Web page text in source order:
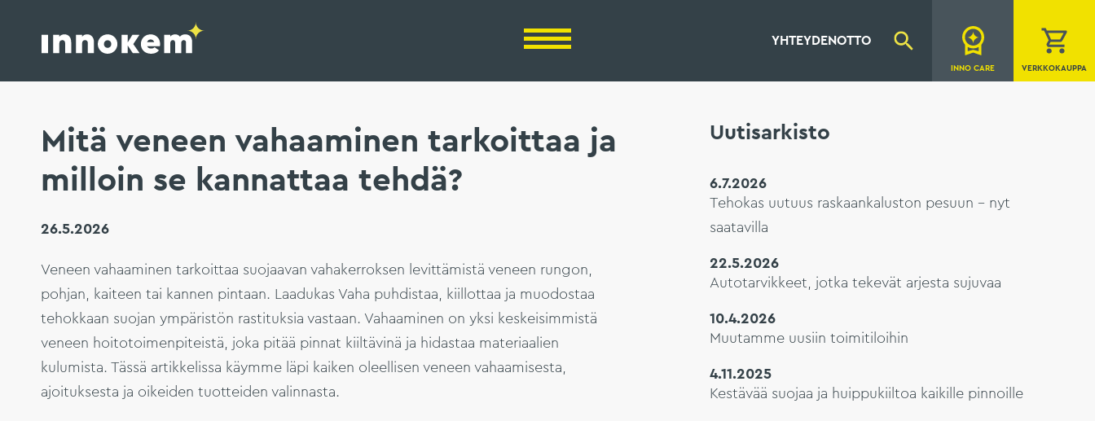
YHTEYDENOTTO
INNO CARE VERKKOKAUPPA
Mitä veneen vahaaminen tarkoittaa ja
milloin se kannattaa tehdä?
26.5.2026
Veneen vahaaminen tarkoittaa suojaavan vahakerroksen levittämistä veneen rungon,
pohjan, kaiteen tai kannen pintaan. Laadukas Vaha puhdistaa, kiillottaa ja muodostaa
tehokkaan suojan ympäristön rastituksia vastaan. Vahaaminen on yksi keskeisimmistä
veneen hoitotoimenpiteistä, joka pitää pinnat kiiltävinä ja hidastaa materiaalien
kulumista. Tässä artikkelissa käymme läpi kaiken oleellisen veneen vahaamisesta,
ajoituksesta ja oikeiden tuotteiden valinnasta.
Uutisarkisto
6.7.2026
Tehokas uutuus raskaankaluston pesuun – nyt
saatavilla
22.5.2026
Autotarvikkeet, jotka tekevät arjesta sujuvaa
10.4.2026
Muutamme uusiin toimitiloihin
4.11.2025
Kestävää suojaa ja huippukiiltoa kaikille pinnoille